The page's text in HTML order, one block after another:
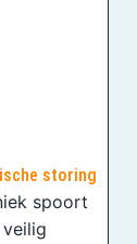
storing
spoort